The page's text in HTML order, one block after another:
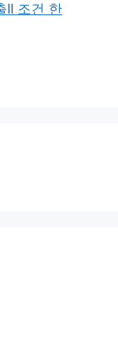
II 조건 한